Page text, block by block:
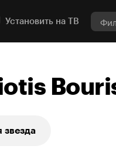
Установить на ТВ